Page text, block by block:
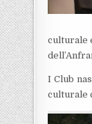
culturale
I Club
culturale